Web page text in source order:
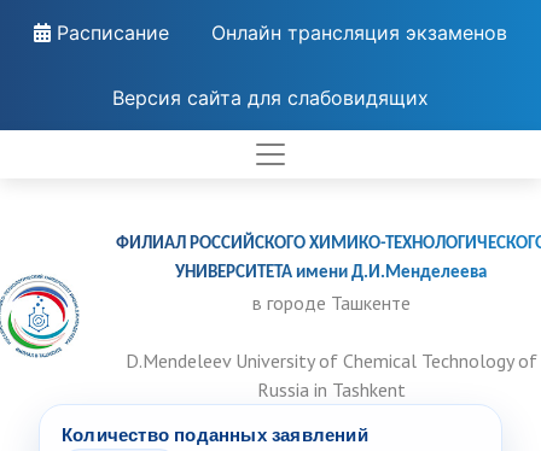
Расписание Онлайн трансляция экзаменов
Версия сайта для слабовидящих
ФИЛИАЛ РОССИЙСКОГО ХИМИКО-
УНИВЕРСИТЕТА имени Д.И.Менделеева
в городе Ташкенте
D.Mendeleev University of Chemical Technology of
Russia in Tashkent
Количество поданных заявлений